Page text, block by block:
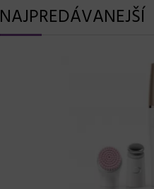
NAJPREDÁVANEJŠÍ